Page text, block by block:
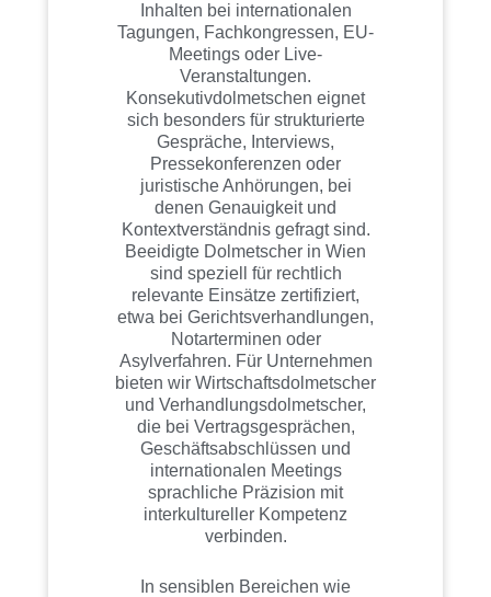
Inhalten bei internationalen
Tagungen, Fachkongressen, EU-
Meetings oder Live-
Veranstaltungen.
Konsekutivdolmetschen eignet
sich besonders für strukturierte
Gespräche, Interviews,
Pressekonferenzen oder
juristische Anhörungen, bei
denen Genauigkeit und
Kontextverständnis gefragt sind.
Beeidigte Dolmetscher in Wien
sind speziell für rechtlich
relevante Einsätze zertifiziert,
etwa bei Gerichtsverhandlungen,
Notarterminen oder
Asylverfahren. Für Unternehmen
bieten wir Wirtschaftsdolmetscher
und Verhandlungsdolmetscher,
die bei Vertragsgesprächen,
Geschäftsabschlüssen und
internationalen Meetings
sprachliche Präzision mit
interkultureller Kompetenz
verbinden.
In sensiblen Bereichen wie